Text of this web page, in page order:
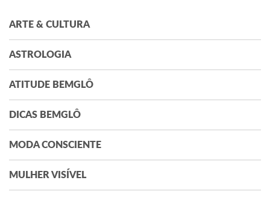
ARTE & CULTURA
ASTROLOGIA
ATITUDE BEMGLÔ
DICAS BEMGLÔ
MODA CONSCIENTE
MULHER VISÍVEL